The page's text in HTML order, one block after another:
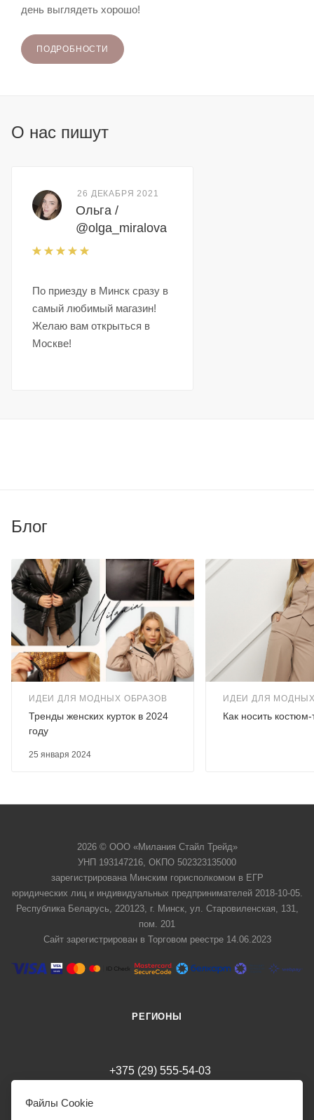
день выглядеть хорошо!
ПОДРОБНОСТИ
О нас пишут
26 ДЕКАБРЯ 2021
Ольга /
@olga_miralova
По приезду в Минск сразу в
самый любимый магазин!
Желаю вам открыться в
Москве!
Блог
ИДЕИ ДЛЯ МОДНЫХ ОБРАЗОВ
25 января 2024
Тренды женских курток в 2024
году
ИДЕИ ДЛЯ
Как носить костюм-
2026 © ООО «Милания Стайл Трейд»
УНП 193147216, ОКПО 502323135000
зарегистрирована Минским горисполкомом в ЕГР
юридических лиц и индивидуальных предпринимателей 2018-10-05.
Республика Беларусь, 220123, г. Минск, ул. Старовиленская, 131,
пом. 201
Сайт зарегистрирован в Торговом реестре 14.06.2023
РЕГИОНЫ
+375 (29) 555-54-03
Файлы Cookie